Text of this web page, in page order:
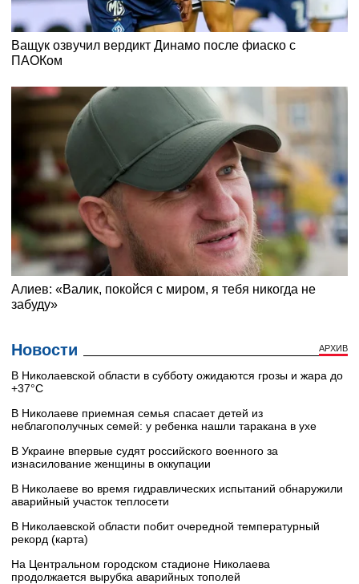
Новости АРХИВ
В Николаевской области в субботу ожидаются грозы и жара до
+37°C
В Николаеве приемная семья спасает детей из
неблагополучных семей: у ребенка нашли таракана в ухе
В Украине впервые судят российского военного за
изнасилование женщины в оккупации
В Николаеве во время гидравлических испытаний обнаружили
аварийный участок теплосети
В Николаевской области побит очередной температурный
рекорд (карта)
На Центральном городском стадионе Николаева
продолжается вырубка аварийных тополей